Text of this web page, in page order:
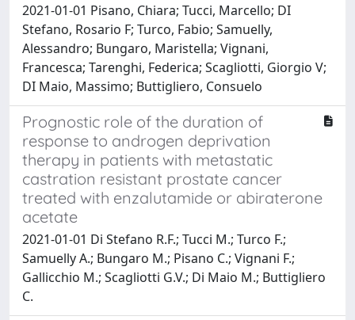
2021-01-01 Pisano, Chiara; Tucci, Marcello; DI
Stefano, Rosario F; Turco, Fabio; Samuelly,
Alessandro; Bungaro, Maristella; Vignani,
Francesca; Tarenghi, Federica; Scagliotti, Giorgio V;
DI Maio, Massimo; Buttigliero, Consuelo
Prognostic role of the duration of
response to androgen deprivation
therapy in patients with metastatic
castration resistant prostate cancer
treated with enzalutamide or abiraterone
acetate
2021-01-01 Di Stefano R.F.; Tucci M.; Turco F.;
Samuelly A.; Bungaro M.; Pisano C.; Vignani F.;
Gallicchio M.; Scagliotti G.V.; Di Maio M.; Buttigliero
C.